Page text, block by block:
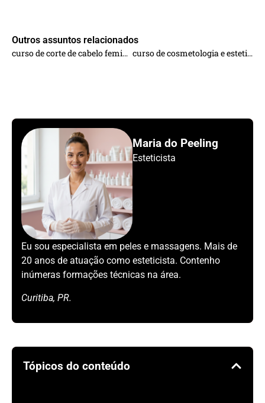
Outros assuntos relacionados
curso de corte de cabelo feminino
curso de cosmetologia e estetica
Maria do Peeling
Esteticista
Eu sou especialista em peles e massagens. Mais de
20 anos de atuação como esteticista. Contenho
inúmeras formações técnicas na área.
Curitiba, PR.
Tópicos do conteúdo